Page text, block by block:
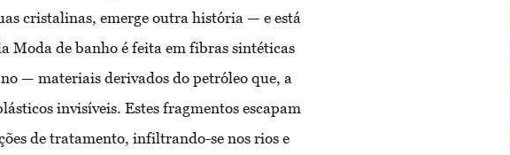
cristalinas, emerge outra história — e está
Moda de banho é feita em fibras sintéticas
— materiais derivados do petróleo que, a
invisíveis. Estes fragmentos escapam
de tratamento, infiltrando-se nos rios e